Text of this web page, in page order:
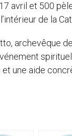
avril et 500
de la
archevêque
une aide